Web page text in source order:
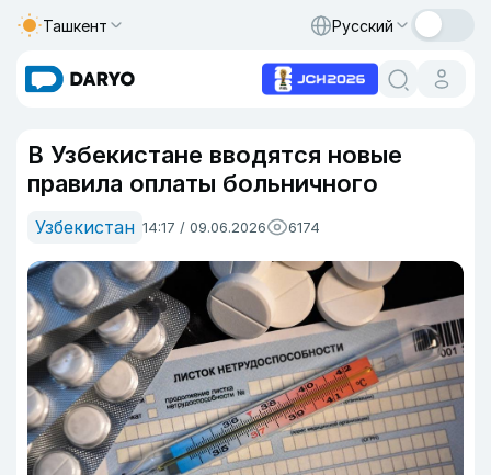
Ташкент Русский
В Узбекистане вводятся новые
правила оплаты больничного
Узбекистан 14:17 / 09.06.2026 6174